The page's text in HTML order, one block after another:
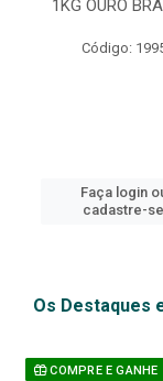
1KG OURO
Código:
Faça login
cadastre-se
Os Destaques
COMPRE E GANHE